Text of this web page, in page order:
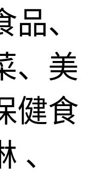
、
、美
健食
、